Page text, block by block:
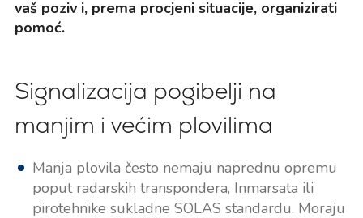
vaš poziv i, prema procjeni situacije, organizirati
pomoć.
Signalizacija pogibelji na
manjim i većim plovilima
Manja plovila često nemaju naprednu opremu
poput radarskih transpondera, Inmarsata ili
pirotehnike sukladne SOLAS standardu. Moraju